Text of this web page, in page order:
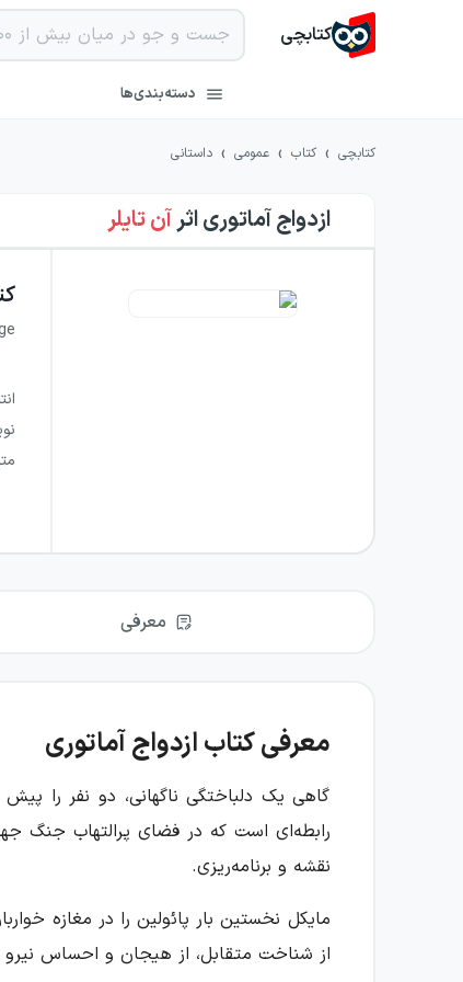
کتابچی
دسته‌بندی‌ها
کتابچی › کتاب › عمومی › داستانی
ازدواج آماتوریاثرآن تایلر
معرفی
معرفی کتاب ازدواج آماتوری
گاهی یک دلباختگی ناگهانی، دو نفر را
رابطه‌ای است که در فضای پرالتهاب جنگ
نقشه و برنامه‌ریزی.
مایکل نخستین بار پائولین را در مغازه
از شناخت متقابل، از هیجان و احساس نیرو